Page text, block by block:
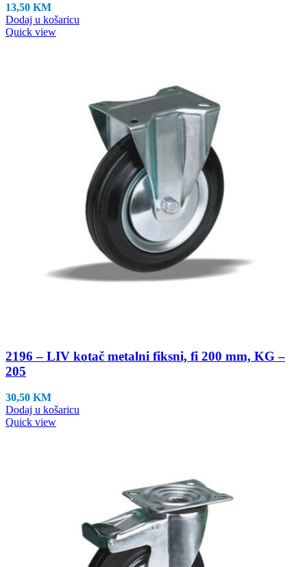
13,50 KM
Dodaj u košaricu
Quick view
2196 – LIV kotač metalni fiksni, fi 200 mm, KG –
205
30,50 KM
Dodaj u košaricu
Quick view